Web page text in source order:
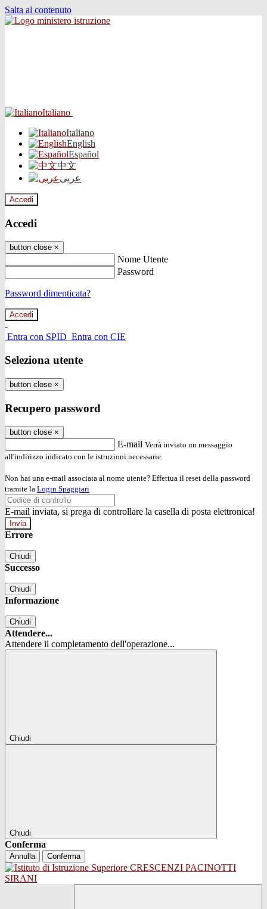
Salta al contenuto
Italiano
Italiano
English
Español
中文
عربى
Accedi
Accedi
button close ×
Nome Utente
Password
Password dimenticata?
-
Entra con SPID Entra con CIE
Seleziona utente
button close ×
Recupero password
button close ×
E-mail Verrà inviato un messaggio
all'indirizzo indicato con le istruzioni necessarie.
Non hai una e-mail associata al nome utente? Effettua il reset della password
tramite la Login Spaggiari
E-mail inviata, si prega di controllare la casella di posta elettronica!
Errore
Chiudi
Successo
Chiudi
Informazione
Chiudi
Attendere...
Attendere il completamento dell'operazione...
Chiudi
Chiudi
Conferma
Annulla Conferma